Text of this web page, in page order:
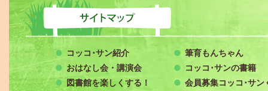
コッコ･サン紹介
おはなし会・講演会
図書館を楽しくする！
筆育もんちゃん
コッコ･サンの書籍
会員募集コッコ･サン